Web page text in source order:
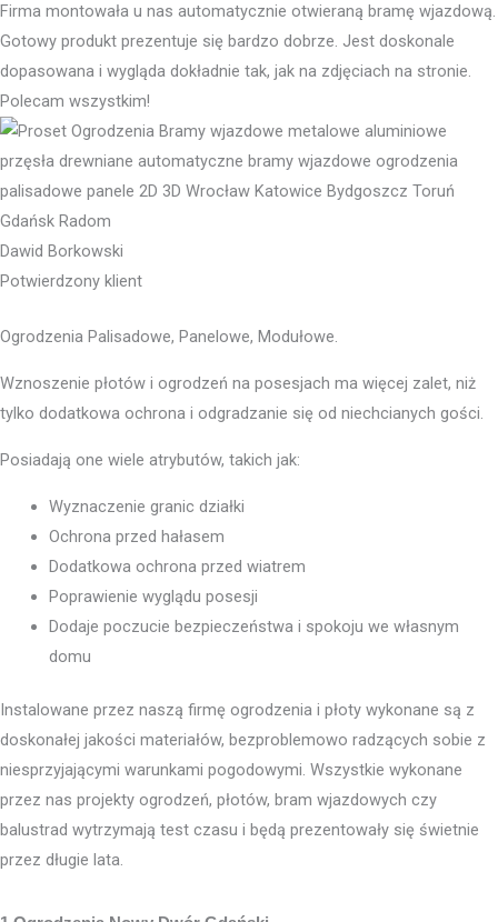
Firma montowała u nas automatycznie otwieraną bramę wjazdową.
Gotowy produkt prezentuje się bardzo dobrze. Jest doskonale
dopasowana i wygląda dokładnie tak, jak na zdjęciach na stronie.
Polecam wszystkim!
Dawid Borkowski
Potwierdzony klient
Ogrodzenia Palisadowe, Panelowe, Modułowe.
Wznoszenie płotów i ogrodzeń na posesjach ma więcej zalet, niż
tylko dodatkowa ochrona i odgradzanie się od niechcianych gości.
Posiadają one wiele atrybutów, takich jak:
Wyznaczenie granic działki
Ochrona przed hałasem
Dodatkowa ochrona przed wiatrem
Poprawienie wyglądu posesji
Dodaje poczucie bezpieczeństwa i spokoju we własnym
domu
Instalowane przez naszą firmę ogrodzenia i płoty wykonane są z
doskonałej jakości materiałów, bezproblemowo radzących sobie z
niesprzyjającymi warunkami pogodowymi. Wszystkie wykonane
przez nas projekty ogrodzeń, płotów, bram wjazdowych czy
balustrad wytrzymają test czasu i będą prezentowały się świetnie
przez długie lata.